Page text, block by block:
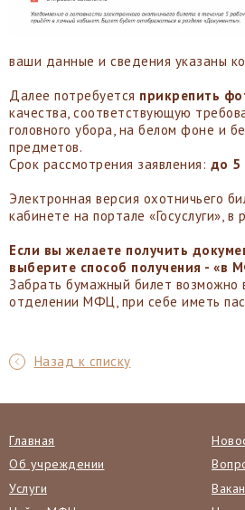
ваши данные и сведения указаны
Далее потребуется прикрепить
качества, соответствующую
головного убора, на белом фоне и
предметов.
Срок рассмотрения заявления: до 5
Электронная версия охотничьего
кабинете на портале «Госуслуги»,
Если вы желаете получить
выберите способ получения - «в
Забрать бумажный билет возможно
отделении МФЦ, при себе иметь
Назад к списку
Главная
Об учреждении
Услуги